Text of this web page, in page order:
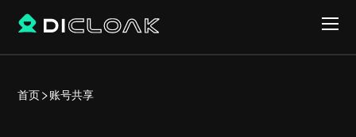
首页 账号共享